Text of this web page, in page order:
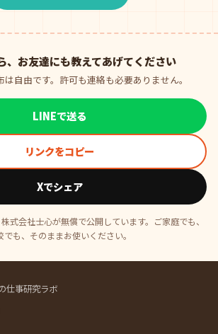
、お友達にも教えてあげてください
自由です。許可も連絡も必要ありません。
LINEで送る
リンクをコピー
Xでシェア
式会社士心が無償で公開しています。ご家庭でも、
でも、そのままお使いください。
仕事研究ラボ